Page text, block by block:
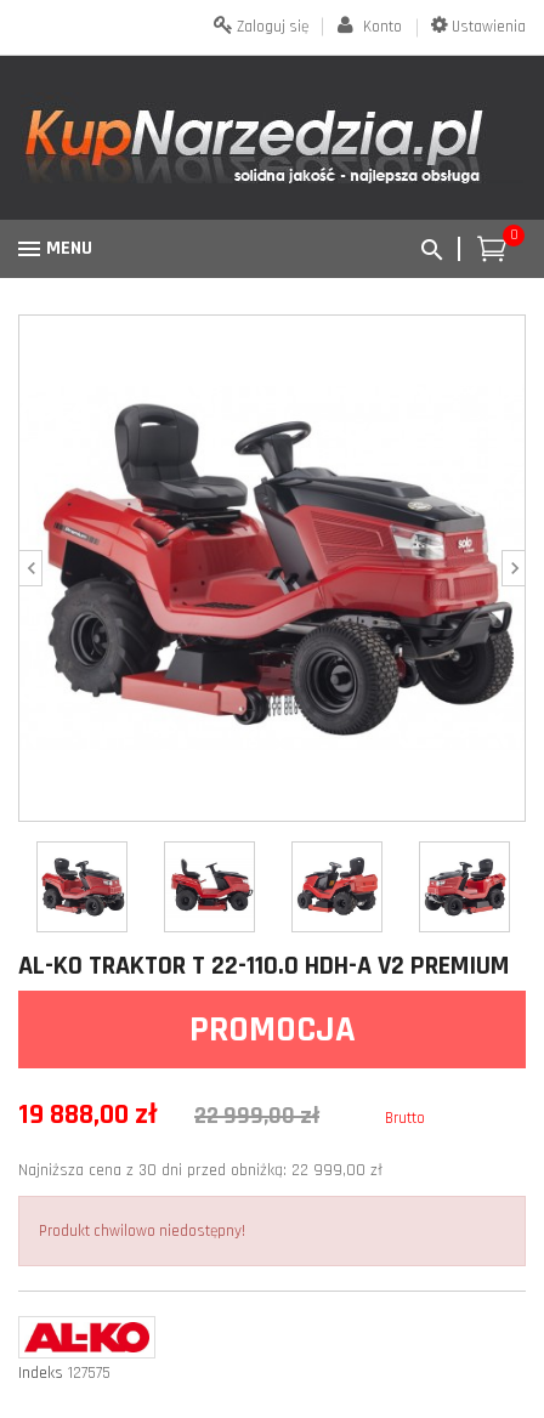
Ustawienia
Konto
Zaloguj się
0
MENU
AL-KO TRAKTOR T 22-110.0 HDH-A V2 PREMIUM
PROMOCJA
19 888,00 zł 22 999,00 zł Brutto
Najniższa cena z 30 dni przed obniżką: 22 999,00 zł
Produkt chwilowo niedostępny!
Indeks 127575